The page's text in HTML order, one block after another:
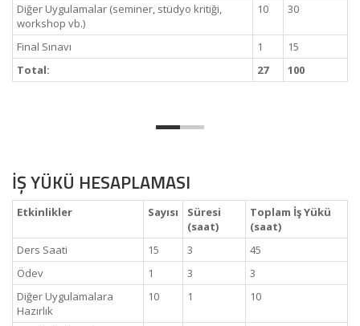
Diğer Uygulamalar (seminer, stüdyo kritiği,
workshop vb.)
10 30
Final Sınavı 1
15
Total:
27 100
İŞ YÜKÜ HESAPLAMASI
Etkinlikler Sayısı
Süresi
(saat)
Toplam İş Yükü
(saat)
Ders Saati
15 3
45
Ödev
1 3
3
Diğer Uygulamalara
Hazırlık
10 1 10